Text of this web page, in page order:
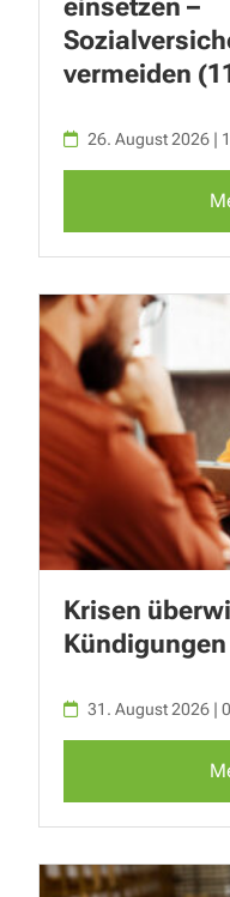
einsetzen –
vermeiden
26. August 2026 |
Krisen
31. August 2026 |